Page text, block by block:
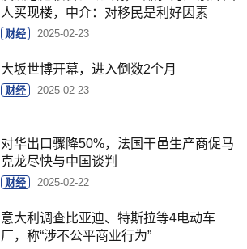
人买现楼，中介：对移民是利好因素
财经 2025-02-23
大坂世博开幕，进入倒数2个月
财经 2025-02-23
对华出口骤降50%，法国干邑生产商促马
克龙尽快与中国谈判
财经 2025-02-22
意大利调查比亚迪、特斯拉等4电动车
厂，称“涉不公平商业行为”